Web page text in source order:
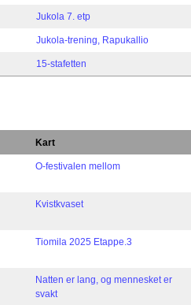
Jukola 7. etp
Jukola-trening, Rapukallio
15-stafetten
Kart
O-festivalen mellom
Kvistkvaset
Tiomila 2025 Etappe.3
Natten er lang, og mennesket er
svakt